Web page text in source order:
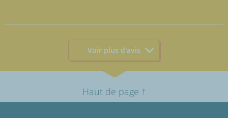
Voir plus d'avis
Haut de page ↑